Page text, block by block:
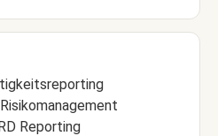
Risikomanagement
Reporting